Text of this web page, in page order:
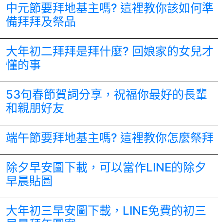
中元節要拜地基主嗎? 這裡教你該如何準
備拜拜及祭品
大年初二拜拜是拜什麼? 回娘家的女兒才
懂的事
53句春節賀詞分享，祝福你最好的長輩
和親朋好友
端午節要拜地基主嗎? 這裡教你怎麼祭拜
除夕早安圖下載，可以當作LINE的除夕
早晨貼圖
大年初三早安圖下載，LINE免費的初三